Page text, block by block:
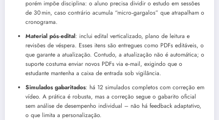
porém impõe disciplina: o aluno precisa dividir o estudo em sessões
de 30 min, caso contrário acumula “micro‑gargalos” que atrapalham o
cronograma.
Material pós‑edital: inclui edital verticalizado, plano de leitura e
revisões de véspera. Esses itens são entregues como PDFs editáveis, o
que garante a atualização. Contudo, a atualização não é automática; o
suporte costuma enviar novos PDFs via e‑mail, exigindo que o
estudante mantenha a caixa de entrada sob vigilância.
Simulados gabaritados: há 12 simulados completos com correção em
vídeo. A prática é robusta, mas a correção segue o gabarito oficial
sem análise de desempenho individual – não há feedback adaptativo,
o que limita a personalização.